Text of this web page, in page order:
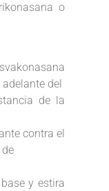
o
del
de la
contra el
y estira